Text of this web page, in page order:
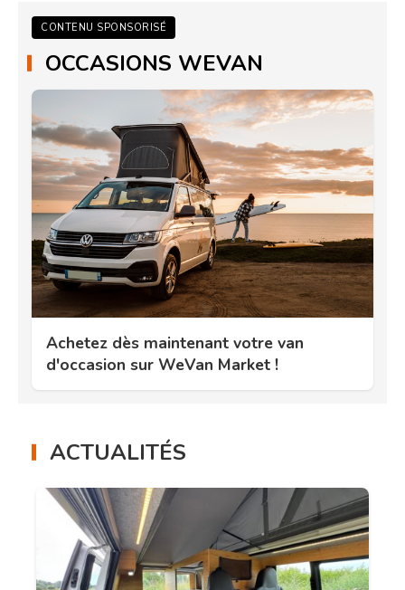
CONTENU SPONSORISÉ
OCCASIONS WEVAN
Achetez dès maintenant votre van
d'occasion sur WeVan Market !
ACTUALITÉS